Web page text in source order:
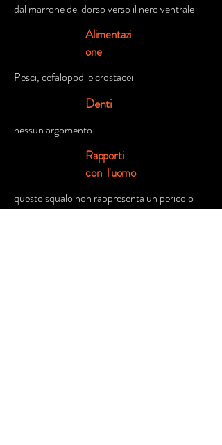
dal marrone del dorso verso il nero ventrale
Alimentazi
one
Pesci, cefalopodi e crostacei
Denti
nessun argomento
Rapporti
con l'uomo
questo squalo non rappresenta un pericolo